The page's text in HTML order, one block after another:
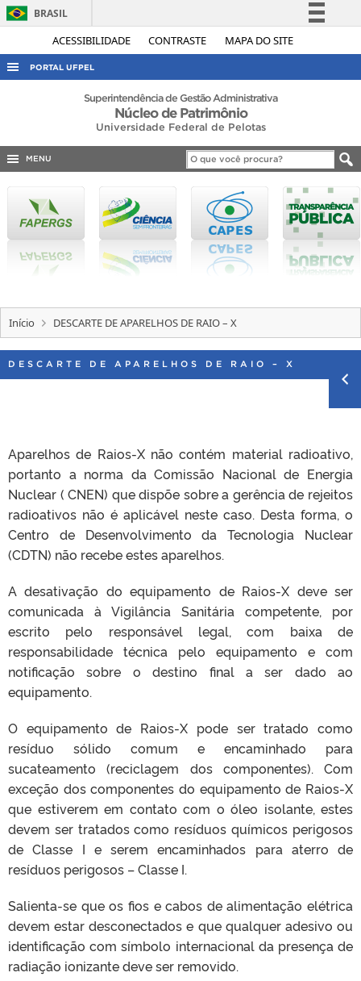
ACESSIBILIDADE CONTRASTE MAPA DO SITE
BRASIL
Simplifique!
Acesso à informação
Canais
PORTAL UFPEL
ACESSO À INFORMAÇÃO
EDITAIS
OUVIDORIA
Superintendência de Gestão Administrativa
Núcleo de Patrimônio
Universidade Federal de Pelotas
MENU
Início DESCARTE DE APARELHOS DE RAIO – X
DESCARTE DE APARELHOS DE RAIO – X
Aparelhos de Raios-X não contém material radioativo,
portanto a norma da Comissão Nacional de Energia
Nuclear ( CNEN) que dispõe sobre a gerência de rejeitos
radioativos não é aplicável neste caso. Desta forma, o
Centro de Desenvolvimento da Tecnologia Nuclear
(CDTN) não recebe estes aparelhos.
A desativação do equipamento de Raios-X deve ser
comunicada à Vigilância Sanitária competente, por
escrito pelo responsável legal, com baixa de
responsabilidade técnica pelo equipamento e com
notificação sobre o destino final a ser dado ao
equipamento.
O equipamento de Raios-X pode ser tratado como
resíduo sólido comum e encaminhado para
sucateamento (reciclagem dos componentes). Com
exceção dos componentes do equipamento de Raios-X
que estiverem em contato com o óleo isolante, estes
devem ser tratados como resíduos químicos perigosos
de Classe I e serem encaminhados para aterro de
resíduos perigosos – Classe I.
Salienta-se que os fios e cabos de alimentação elétrica
devem estar desconectados e que qualquer adesivo ou
identificação com símbolo internacional da presença de
radiação ionizante deve ser removido.